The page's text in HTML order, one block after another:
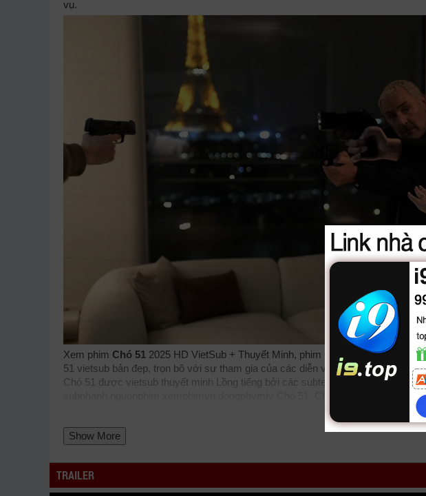
vụ.
Xem phim Chó 51 2025 HD VietSub + Thuyết Minh, phim Cho 51 được thuyết
51 vietsub bản đẹp, trọn bộ với sự tham gia của các diễn viên: Gilles Lellouche,
Chó 51 được vietsub thuyết minh Lồng tiếng bởi các subteam như
bilutv
dongphymtv Chó 51, Chó 51 2025, Dog 51,
movie
animehay phimbocliphub
phimnhanh thegioiphim
phim Chó 51 vtv HTV SCTV GOTV FullHD mới nhất. Mời các bạn đón xem bộ
Show More
TRAILER